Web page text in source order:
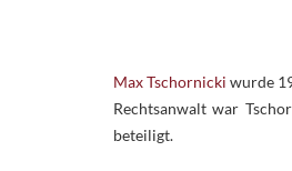
Max Tschornicki wurde
Rechtsanwalt war
beteiligt.